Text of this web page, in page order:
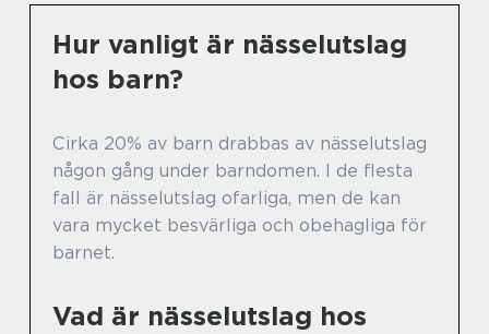
Hur vanligt är nässelutslag
hos barn?
Cirka 20% av barn drabbas av nässelutslag
någon gång under barndomen. I de flesta
fall är nässelutslag ofarliga, men de kan
vara mycket besvärliga och obehagliga för
barnet.
Vad är nässelutslag hos